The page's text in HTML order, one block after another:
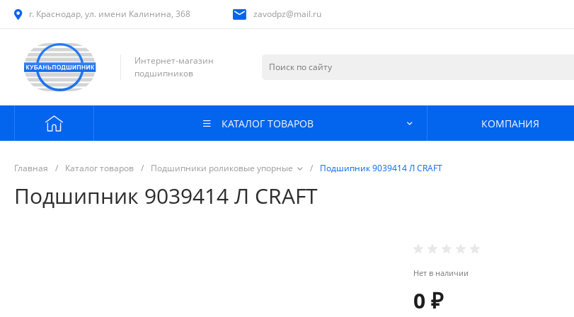
г. Краснодар, ул. имени Калинина, 368 zavodpz@mail.ru
Интернет-магазин
подшипников
КАТАЛОГ ТОВАРОВ КОМПАНИЯ
Главная / Каталог товаров / Подшипники роликовые упорные / Подшипник 9039414 Л CRAFT
Подшипник 9039414 Л CRAFT
Нет в наличии
0 ₽